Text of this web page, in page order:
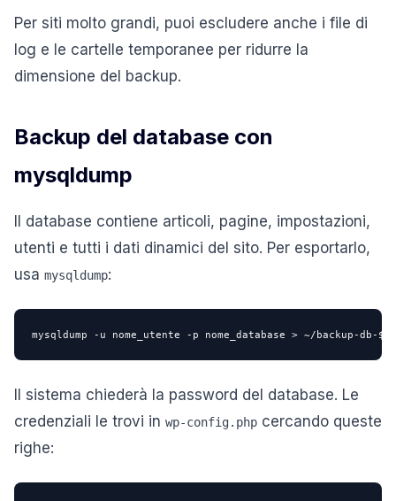
Per siti molto grandi, puoi escludere anche i file di
log e le cartelle temporanee per ridurre la
dimensione del backup.
Backup del database con
mysqldump
Il database contiene articoli, pagine, impostazioni,
utenti e tutti i dati dinamici del sito. Per esportarlo,
usa mysqldump:
mysqldump -u nome_utente -p nome_database > ~/backup-db-
Il sistema chiederà la password del database. Le
credenziali le trovi in wp-config.php cercando queste
righe: